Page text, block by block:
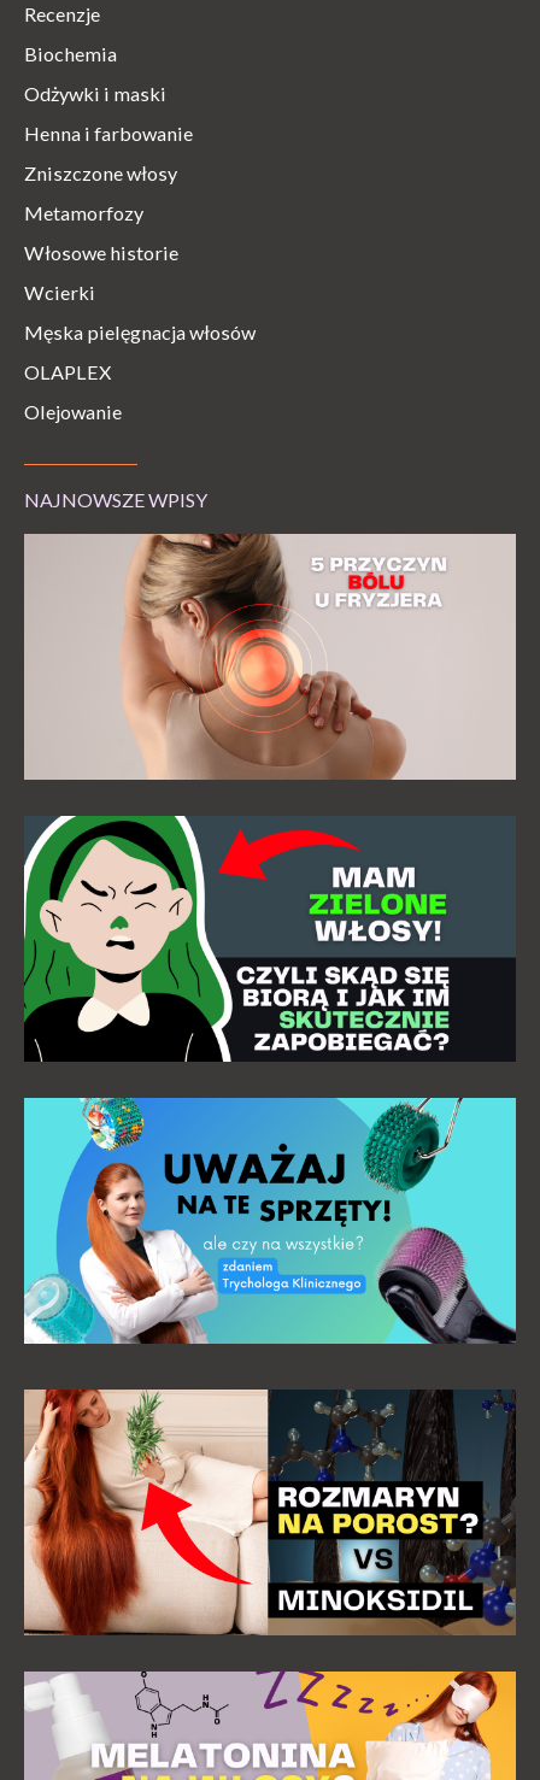
Recenzje
Biochemia
Odżywki i maski
Henna i farbowanie
Zniszczone włosy
Metamorfozy
Włosowe historie
Wcierki
Męska pielęgnacja włosów
OLAPLEX
Olejowanie
NAJNOWSZE WPISY